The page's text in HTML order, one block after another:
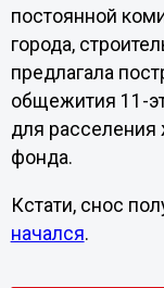
постоянной
города,
предлагала
общежития 11-
для расселения
фонда.
Кстати, снос
начался.